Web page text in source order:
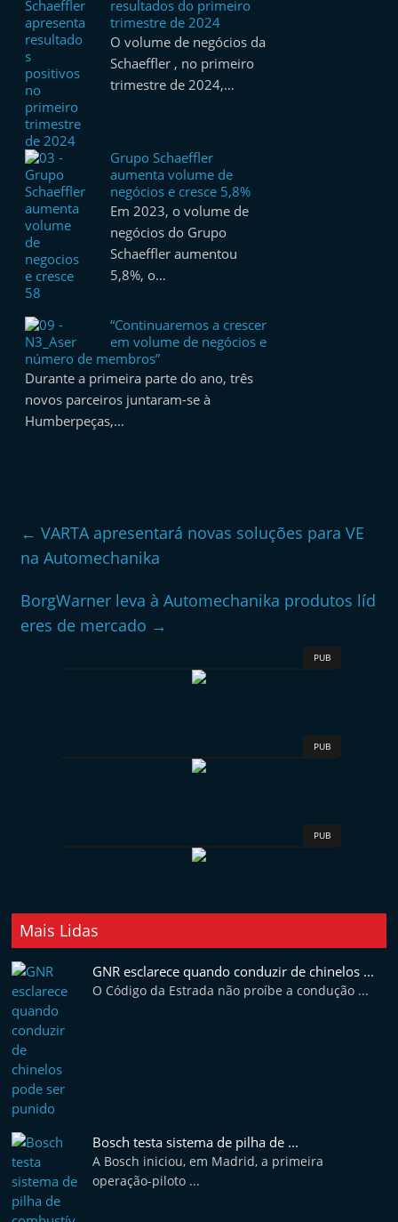
resultados do primeiro
trimestre de 2024
O volume de negócios da
Schaeffler , no primeiro
trimestre de 2024,…
Grupo Schaeffler
aumenta volume de
negócios e cresce 5,8%
Em 2023, o volume de
negócios do Grupo
Schaeffler aumentou
5,8%, o…
“Continuaremos a crescer
em volume de negócios e
número de membros”
Durante a primeira parte do ano, três
novos parceiros juntaram-se à
Humberpeças,…
← VARTA apresentará novas soluções para VE
na Automechanika
BorgWarner leva à Automechanika produtos líd
eres de mercado →
PUB
PUB
PUB
Mais Lidas
GNR esclarece quando conduzir de chinelos ...
O Código da Estrada não proíbe a condução ...
Bosch testa sistema de pilha de ...
A Bosch iniciou, em Madrid, a primeira
operação-piloto ...